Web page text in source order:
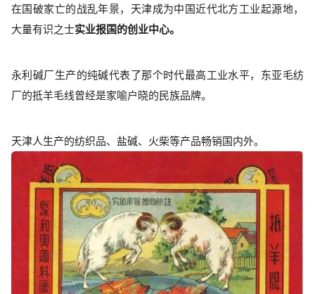
在国破家亡的战乱年景，天津成为中国近代北方工业起源地，
大量有识之士实业报国的创业中心。
永利碱厂生产的纯碱代表了那个时代最高工业水平，东亚毛纺
厂的抵羊毛线曾经是家喻户晓的民族品牌。
天津人生产的纺织品、盐碱、火柴等产品畅销国内外。